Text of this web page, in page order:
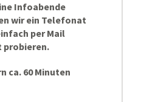
Infoabende
wir ein Telefonat
per Mail
probieren.
ca. 60 Minuten